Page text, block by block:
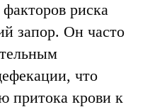
риска
запор. Он часто
что
притока крови к